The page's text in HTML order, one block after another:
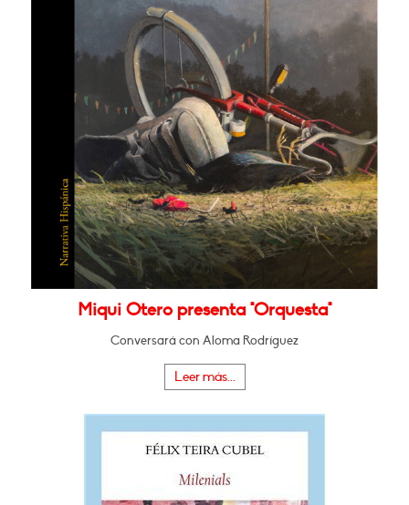
Miqui Otero presenta "Orquesta"
Conversará con Aloma Rodríguez
Leer más...